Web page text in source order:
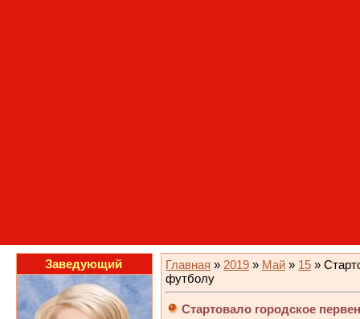
Заведующий Главная » 2019 » Май » 15 »
футболу
Стартовало городское